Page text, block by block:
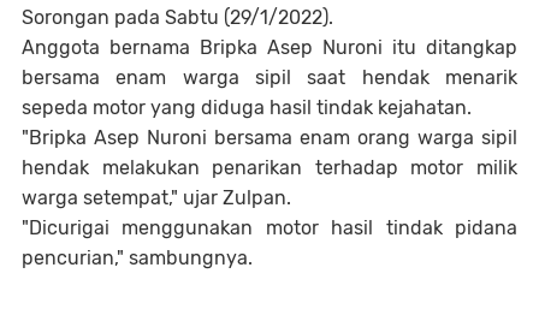
Sorongan pada Sabtu (29/1/2022).
Anggota bernama Bripka Asep Nuroni itu ditangkap
bersama enam warga sipil saat hendak menarik
sepeda motor yang diduga hasil tindak kejahatan.
"Bripka Asep Nuroni bersama enam orang warga sipil
hendak melakukan penarikan terhadap motor milik
warga setempat," ujar Zulpan.
"Dicurigai menggunakan motor hasil tindak pidana
pencurian," sambungnya.